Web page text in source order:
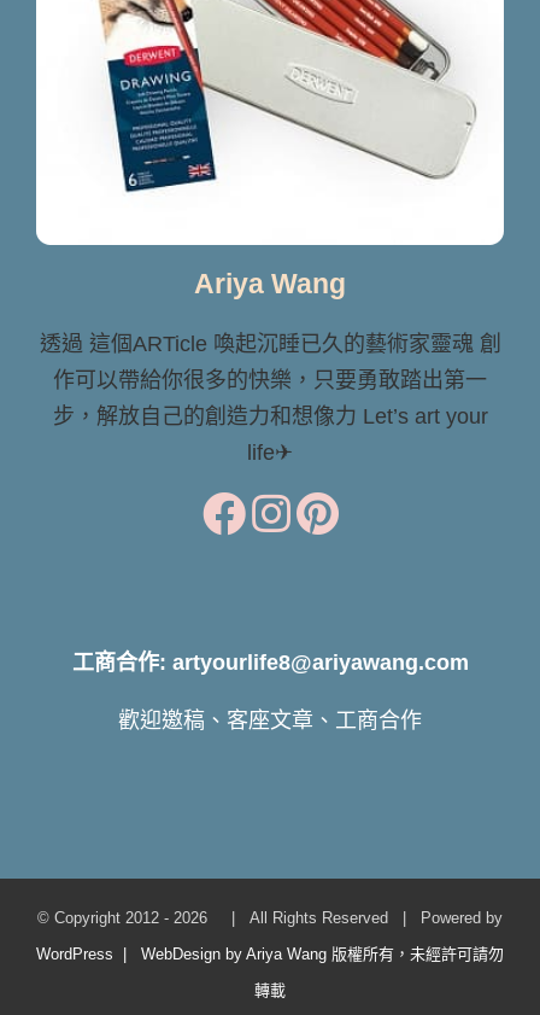
Ariya Wang
透過 這個ARTicle 喚起沉睡已久的藝術家靈魂 創
作可以帶給你很多的快樂，只要勇敢踏出第一
步，解放自己的創造力和想像力 Let’s art your
life✈
工商合作: artyourlife8@ariyawang.com
歡迎邀稿、客座文章、工商合作
© Copyright 2012 - 2026 | All Rights Reserved | Powered by
WordPress | WebDesign by Ariya Wang 版權所有，未經許可請勿
轉載